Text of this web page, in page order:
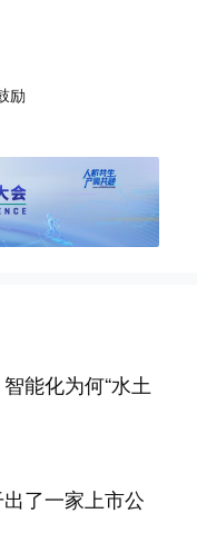
励
能化为何“水土
了一家上市公